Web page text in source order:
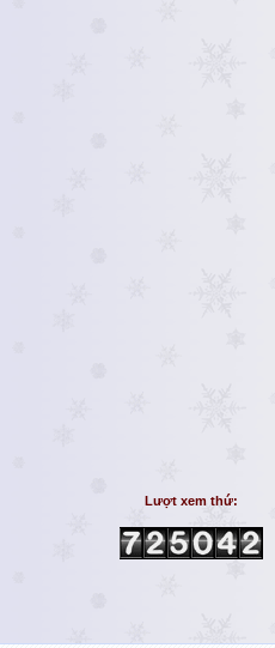
Lượt xem thứ: